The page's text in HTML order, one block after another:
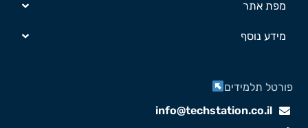
מפת אתר
מידע נוסף
info@techstation.co.il
תלמידים